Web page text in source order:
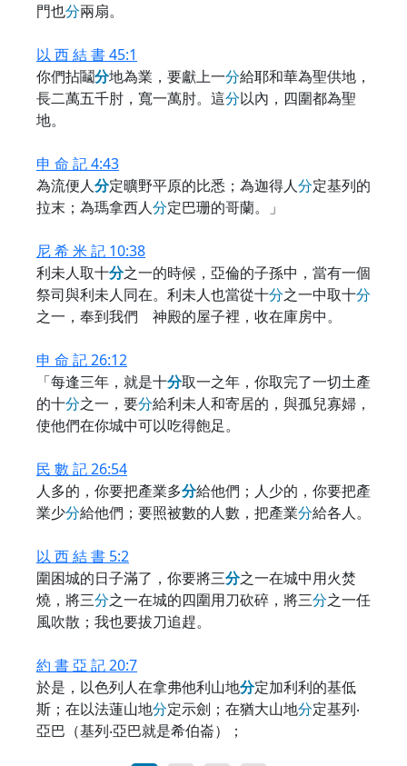
門也分兩扇。
以 西 結 書 45:1
你們拈鬮分地為業，要獻上一分給耶和華為聖供地，
長二萬五千肘，寬一萬肘。這分以內，四圍都為聖
地。
申 命 記 4:43
為流便人分定曠野平原的比悉；為迦得人分定基列的
拉末；為瑪拿西人分定巴珊的哥蘭。」
尼 希 米 記 10:38
利未人取十分之一的時候，亞倫的子孫中，當有一個
祭司與利未人同在。利未人也當從十分之一中取十分
之一，奉到我們 神殿的屋子裡，收在庫房中。
申 命 記 26:12
「每逢三年，就是十分取一之年，你取完了一切土產
的十分之一，要分給利未人和寄居的，與孤兒寡婦，
使他們在你城中可以吃得飽足。
民 數 記 26:54
人多的，你要把產業多分給他們；人少的，你要把產
業少分給他們；要照被數的人數，把產業分給各人。
以 西 結 書 5:2
圍困城的日子滿了，你要將三分之一在城中用火焚
燒，將三分之一在城的四圍用刀砍碎，將三分之一任
風吹散；我也要拔刀追趕。
約 書 亞 記 20:7
於是，以色列人在拿弗他利山地分定加利利的基低
斯；在以法蓮山地分定示劍；在猶大山地分定基列‧
亞巴（基列‧亞巴就是希伯崙）；